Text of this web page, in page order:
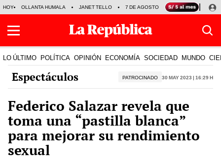
HOY OLLANTA HUMALA JANET TELLO 7 DE AGOSTO TINKA RESULTADOS
LO ÚLTIMO POLÍTICA OPINIÓN ECONOMÍA SOCIEDAD MUNDO
Espectáculos PATROCINADO 30 May 2023 | 16:29 h
Federico Salazar revela que
toma una “pastilla blanca”
para mejorar su rendimiento
sexual